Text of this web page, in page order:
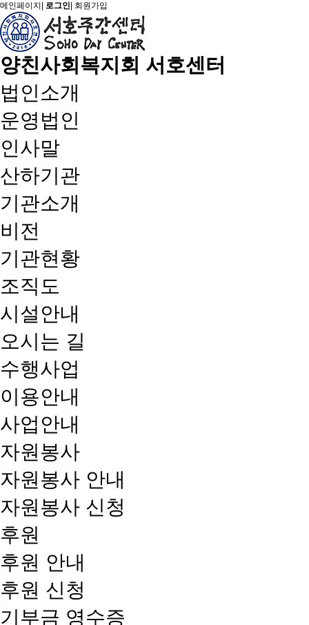
메인페이지 로그인 회원가입
양친사회복지회 서호센터
법인소개
운영법인
인사말
산하기관
기관소개
비전
기관현황
조직도
시설안내
오시는 길
수행사업
이용안내
사업안내
자원봉사
자원봉사 안내
자원봉사 신청
후원
후원 안내
후원 신청
기부금 영수증